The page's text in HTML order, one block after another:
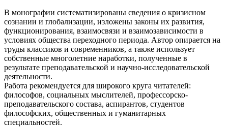
В монографии систематизированы сведения о кризисном
сознании и глобализации, изложены законы их развития,
функционирования, взаимосвязи и взаимозависимости в
условиях общества переходного периода. Автор опирается на
труды классиков и современников, а также использует
собственные многолетние наработки, полученные в
результате преподавательской и научно-исследовательской
деятельности.
Работа рекомендуется для широкого круга читателей:
философов, социальных мыслителей, профессорско-
преподавательского состава, аспирантов, студентов
философских, общественных и гуманитарных
специальностей.